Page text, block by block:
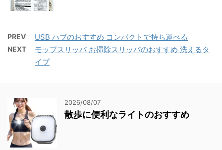
PREV USB ハブのおすすめ コンパクトで持ち運べる
NEXT
モップスリッパ お掃除スリッパのおすすめ 洗えるタ
イプ
2026/08/07
散歩に便利なライトのおすすめ